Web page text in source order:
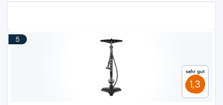
5
Sehr gut
1,3